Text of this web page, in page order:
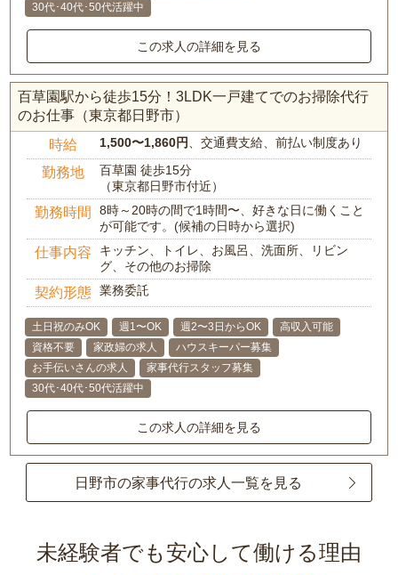
30代･40代･50代活躍中
この求人の詳細を見る
百草園駅から徒歩15分！3LDK一戸建てでのお掃除代行
のお仕事（東京都日野市）
時給 1,500〜1,860円 、交通費支給、前払い制度あり
勤務地
百草園 徒歩15分
（東京都日野市付近）
勤務時間
8時～20時の間で1時間〜、好きな日に働くこと
が可能です。(候補の日時から選択)
仕事内容
キッチン、トイレ、お風呂、洗面所、リビン
グ、その他のお掃除
契約形態 業務委託
土日祝のみOK 週1〜OK 週2〜3日からOK
高収入可能
資格不要
家政婦の求人
ハウスキーパー募集
お手伝いさんの求人
家事代行スタッフ募集
30代･40代･50代活躍中
この求人の詳細を見る
日野市の家事代行の求人一覧を見る
未経験者でも安心して働ける理由